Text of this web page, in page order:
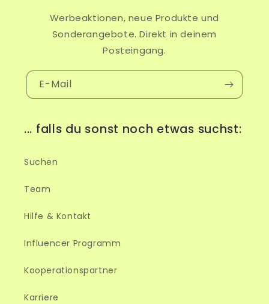
Werbeaktionen, neue Produkte und
Sonderangebote. Direkt in deinem
Posteingang.
E-Mail
... falls du sonst noch etwas suchst:
Suchen
Team
Hilfe & Kontakt
Influencer Programm
Kooperationspartner
Karriere